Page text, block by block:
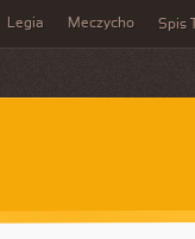
Legia Meczycho Spis